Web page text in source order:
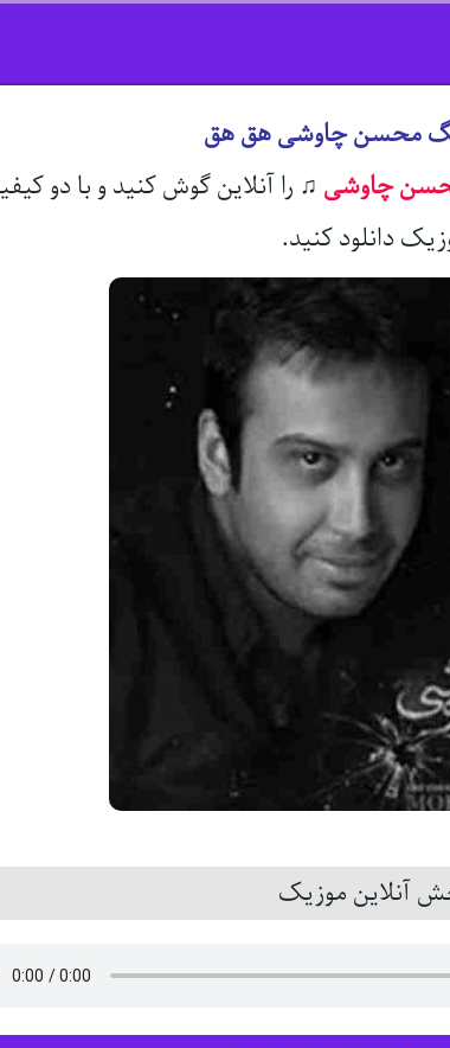
محسن چاوشی هق هق
چاوشی ♫ را آنلاین گوش کنید و با دو
دانلود کنید.
آنلاین موزیک